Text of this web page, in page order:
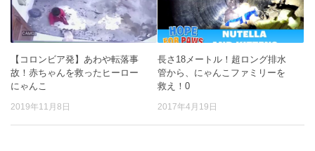
【コロンビア発】あわや転落事
故！赤ちゃんを救ったヒーロー
にゃんこ
2019年11月8日
長さ18メートル！超ロング排水
管から、にゃんこファミリーを
救え！0
2017年4月19日